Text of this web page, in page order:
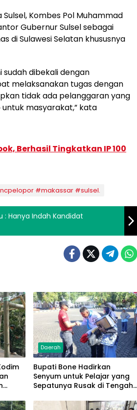
Kombes Pol Muhammad
Gubernur Sulsel sebagai
di Sulawesi Selatan khususnya
dibekali dengan
melaksanakan tugas dengan
tidak ada pelanggaran yang
untuk masyarakat,” kata
Berhasil Tingkatkan IP 100
#makassar #sulsel.
: Hanya Indah Kandidat
Daerah
Bupati Bone Hadirkan
Senyum untuk Pelajar yang
Sepatunya Rusak di Tengah